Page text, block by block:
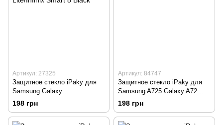
Артикул: 27325
Защитное стекло iPaky для
Samsung Galaxy
A71/M51/M52/M62/Note 10
Lite/Infinix Smart 8 Black
198 грн
Артикул: 84747
Защитное стекло iPaky для
Samsung A725 Galaxy A72
Черная рамка
198 грн